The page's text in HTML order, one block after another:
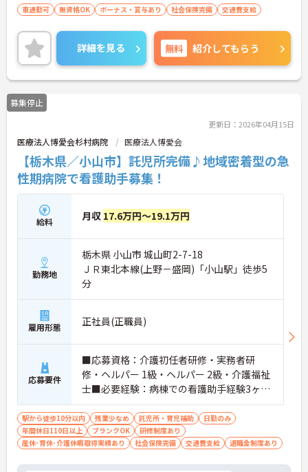
車通勤可 無資格OK ボーナス・賞与あり 社会保険完備 交通費支給
詳細を見る 無料 紹介してもらう
募集停止
更新日：2026年04月15日
医療法人博愛会杉村病院 医療法人博愛会
【栃木県／小山市】託児所完備♪地域密着型の急
性期病院で看護助手募集！
給料 月収 17.6万円～19.1万円
勤務地
栃木県 小山市 城山町2-7-18
ＪＲ東北本線(上野－盛岡)「小山駅」徒歩5
分
雇用形態 正社員(正職員)
応募要件
■応募資格：介護初任者研修・実務者研
修・ヘルパー 1級・ヘルパー 2級・介護福祉
士■必要経験：病棟での看護助手経験3ヶ月
以上または、高齢者施設での介護職経験3ヶ
月以上、障がい者支援施設での生活支援員
経験3ヶ月以上ある方を募集。
駅から徒歩10分以内 残業少なめ 託児所・育児補助
日勤のみ
年間休日110日以上
ブランクOK
研修制度あり
産休･育休･介護休暇取得実績あり
社会保険完備 交通費支給 退職金制度あり